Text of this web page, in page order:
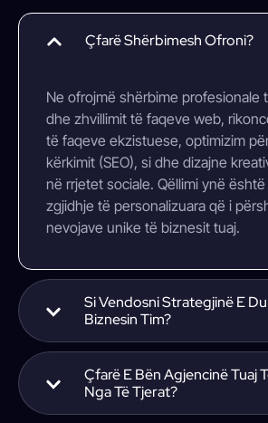
Çfarë Shërbimesh Ofroni?
Ne ofrojmë shërbime profesionale
dhe zhvillimit të faqeve web,
të faqeve ekzistuese, optimizim
kërkimit (SEO), si dhe dizajne
në rrjetet sociale. Qëllimi ynë
zgjidhje të personalizuara që i
nevojave unike të biznesit tuaj.
Si Vendosni Strategjinë E
Biznesin Tim?
Çfarë E Bën Agjencinë Tuaj
Nga Të Tjerat?